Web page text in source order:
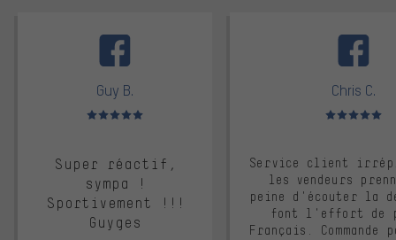
Guy B.
Note moyenne : 5 sur 5
Super réactif,
sympa !
Sportivement !!!
Guyges
Chris C.
Note moyenne :
Service client
les vendeurs
peine d'écouter la
font l'effort de
Français. Commande